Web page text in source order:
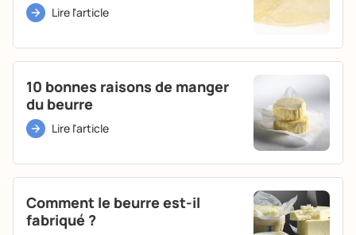
Lire l'article
10 bonnes raisons de manger
du beurre
Lire l'article
Comment le beurre est-il
fabriqué ?